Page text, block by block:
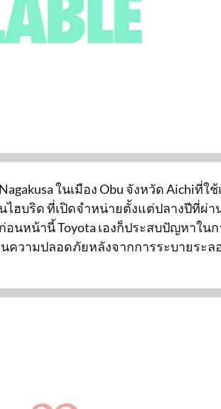
ในเมือง Obu จังหวัด Aichiที่ใช้
ไฮบริด ที่เปิดจำหน่ายตั้งแต่ปลางปีที่ผ่า
อนหน้านี้ Toyota เองก็ประสบปัญหาในก
ความปลอดภัยหลังจากการระบายระล